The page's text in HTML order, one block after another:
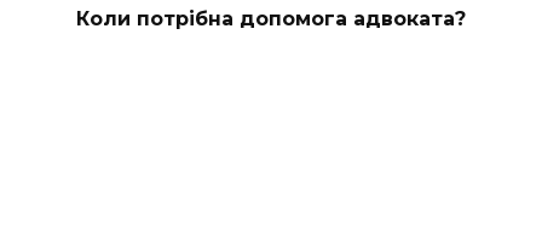
Коли потрібна допомога адвоката?